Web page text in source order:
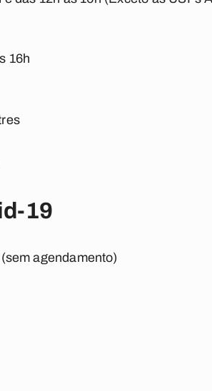
16h
19
agendamento)